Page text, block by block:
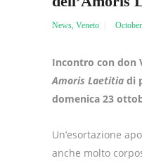
News Veneto
Incontro con don
Amoris Laetitia di
domenica 23
Un’esortazione
anche molto